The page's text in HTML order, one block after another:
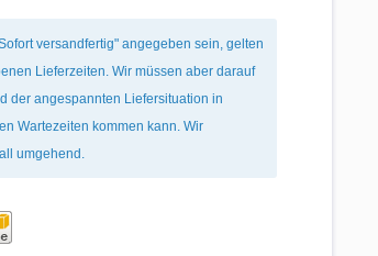
versandfertig" angegeben sein, gelten
Lieferzeiten. Wir müssen aber darauf
der angespannten Liefersituation in
Wartezeiten kommen kann. Wir
umgehend.